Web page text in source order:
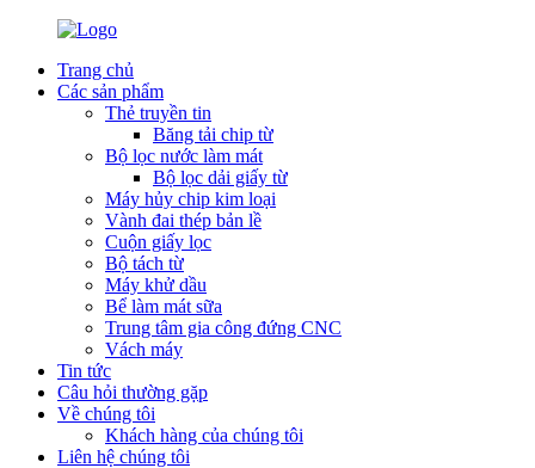
Trang chủ
Các sản phẩm
Thẻ truyền tin
Băng tải chip từ
Bộ lọc nước làm mát
Bộ lọc dải giấy từ
Máy hủy chip kim loại
Vành đai thép bản lề
Cuộn giấy lọc
Bộ tách từ
Máy khử dầu
Bể làm mát sữa
Trung tâm gia công đứng CNC
Vách máy
Tin tức
Câu hỏi thường gặp
Về chúng tôi
Khách hàng của chúng tôi
Liên hệ chúng tôi